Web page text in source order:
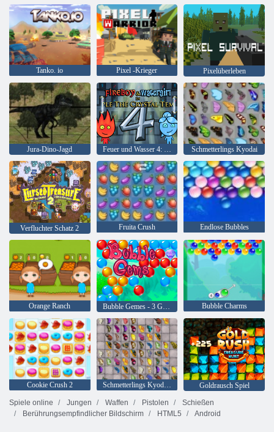
Tanko. io Pixel -Krieger Pixelüberleben
Jura-Dino-Jagd Feuer und Wasser 4: Kristalltempel Schmetterlings Kyodai
Verfluchter Schatz 2 Fruita Crush Endlose Bubbles
Orange Ranch Bubble Gemes - 3 Gewinnt Bubble Charms
Cookie Crush 2 Schmetterlings Kyodai HD
Goldrausch Spiel
Spiele online
Jungen Waffen Pistolen
Schießen
Berührungsempfindlicher Bildschirm
HTML5 Android